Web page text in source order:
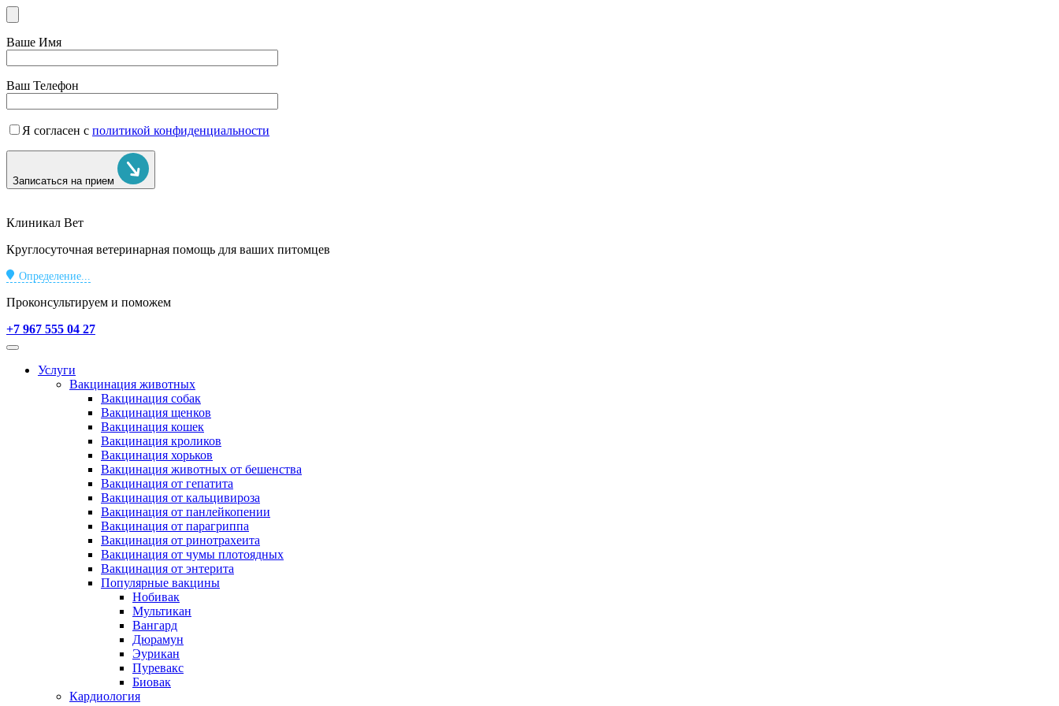
Ваше Имя
Ваш Телефон
Я согласен с политикой конфиденциальности
Записаться на прием
Клиникал Вет
Круглосуточная ветеринарная помощь для ваших питомцев
Определение...
Проконсультируем и поможем
+7 967 555 04 27
Услуги
Вакцинация животных
Вакцинация собак
Вакцинация щенков
Вакцинация кошек
Вакцинация кроликов
Вакцинация хорьков
Вакцинация животных от бешенства
Вакцинация от гепатита
Вакцинация от кальцивироза
Вакцинация от панлейкопении
Вакцинация от парагриппа
Вакцинация от ринотрахеита
Вакцинация от чумы плотоядных
Вакцинация от энтерита
Популярные вакцины
Нобивак
Мультикан
Вангард
Дюрамун
Эурикан
Пуревакс
Биовак
Кардиология